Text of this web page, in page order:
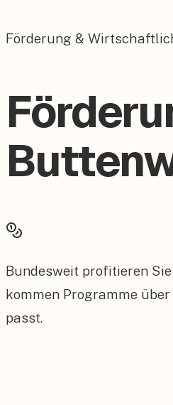
Förderung &
Bundesweit profitieren
kommen Programme
passt.